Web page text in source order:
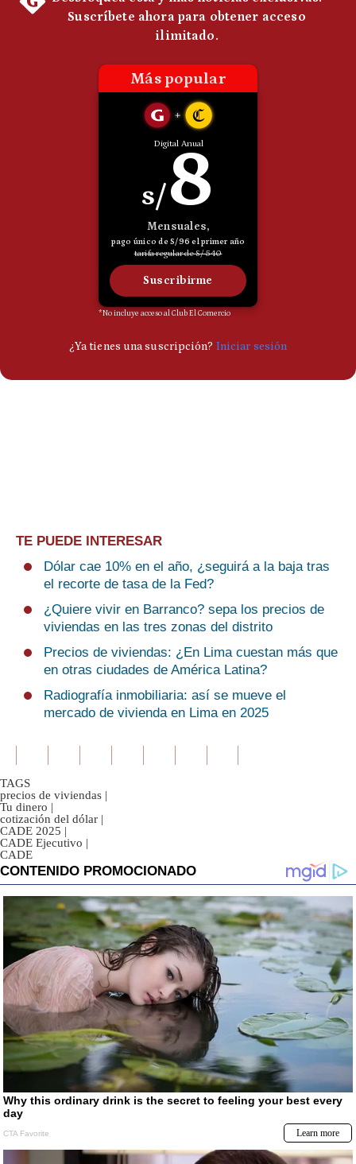
TE PUEDE INTERESAR
Dólar cae 10% en el año, ¿seguirá a la baja tras
el recorte de tasa de la Fed?
¿Quiere vivir en Barranco? sepa los precios de
viviendas en las tres zonas del distrito
Precios de viviendas: ¿En Lima cuestan más que
en otras ciudades de América Latina?
Radiografía inmobiliaria: así se mueve el
mercado de vivienda en Lima en 2025
TAGS
precios de viviendas |
Tu dinero |
cotización del dólar |
CADE 2025 |
CADE Ejecutivo |
CADE